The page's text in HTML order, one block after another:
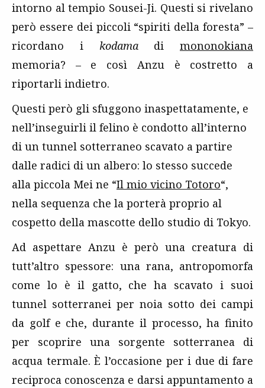
intorno al tempio Sousei-Ji. Questi si rivelano
però essere dei piccoli “spiriti della foresta” –
ricordano i kodamadi mononokiana
memoria? – e così Anzu è costretto a
riportarli indietro.
Questi però gli sfuggono inaspettatamente, e
nell’inseguirli il felino è condotto all’interno
di un tunnel sotterraneo scavato a partire
dalle radici di un albero: lo stesso succede
alla piccola Mei ne “Il mio vicino Totoro“,
nella sequenza che la porterà proprio al
cospetto della mascotte dello studio di Tokyo.
Ad aspettare Anzu è però una creatura di
tutt’altro spessore: una rana, antropomorfa
come lo è il gatto, che ha scavato i suoi
tunnel sotterranei per noia sotto dei campi
da golf e che, durante il processo, ha finito
per scoprire una sorgente sotterranea di
acqua termale. È l’occasione per i due di fare
reciproca conoscenza e darsi appuntamento a